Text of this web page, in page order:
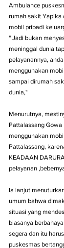
Ambulance
rumah sakit Yapika
mobil pribadi
" Jadi bukan
meninggal dunia
pelayanannya,
menggunakan
sampai dirumah
dunia,"
Menurutnya,
Pattalassang
menggunakan
Pattalassang,
KEADAAN
pelayanan
Ia lanjut
umum bahwa
situasi yang
biasanya
segera dan itu
puskesmas